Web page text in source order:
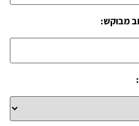
מבוקש: